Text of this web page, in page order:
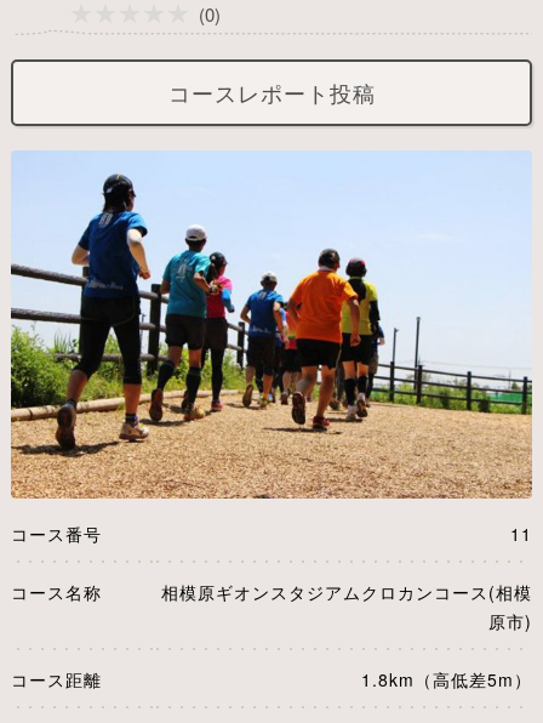
(0)
コースレポート投稿
コース番号 11
コース名称
相模原ギオンスタジアムクロカンコース(相模
原市)
コース距離 1.8km（高低差5m）